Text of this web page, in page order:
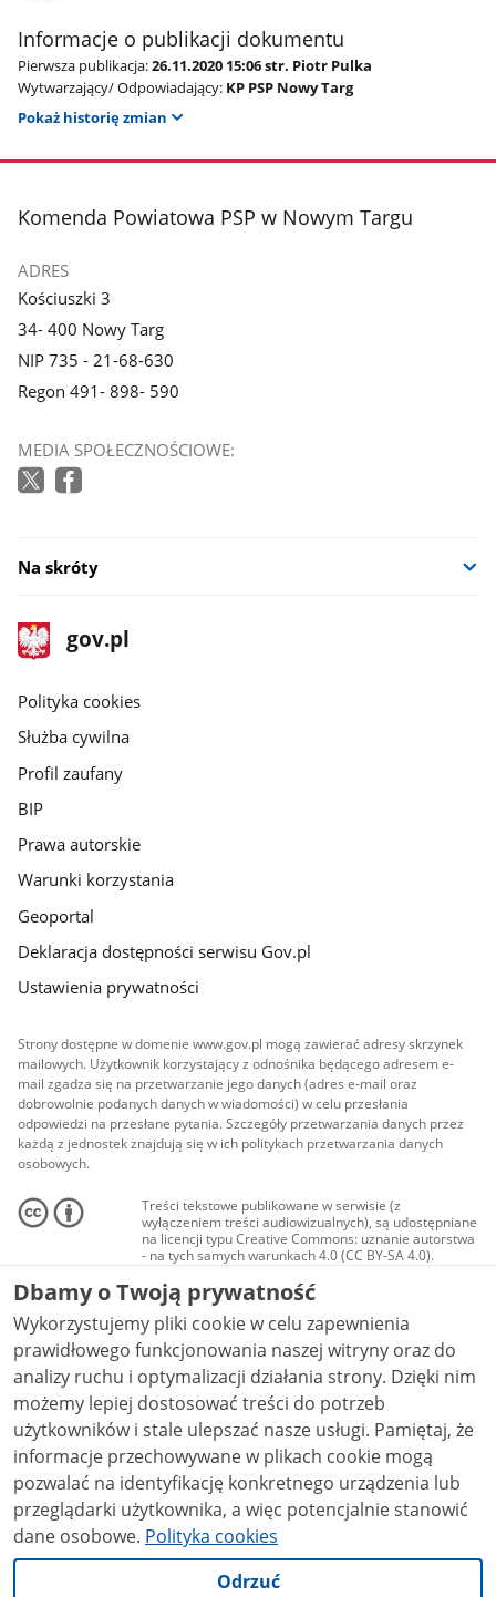
Informacje o publikacji dokumentu
Pierwsza publikacja:26.11.2020 15:06 str. Piotr Pulka
Wytwarzający/ Odpowiadający: KP PSP Nowy Targ
Pokaż historię zmian
stopka
Komenda Powiatowa PSP w Nowym Targu
ADRES
Kościuszki 3
34- 400 Nowy Targ
NIP 735 - 21-68-630
Regon 491- 898- 590
MEDIA SPOŁECZNOŚCIOWE:
Na skróty
stopka
gov.pl
Strona
gov.pl
gov.pl
Polityka cookies
Służba cywilna
Profil zaufany
BIP
Prawa autorskie
Warunki korzystania
Geoportal
Deklaracja dostępności serwisu Gov.pl
Ustawienia prywatności
Strony dostępne w domenie www.gov.pl mogą zawierać adresy skrzynek
mailowych. Użytkownik korzystający z odnośnika będącego adresem e-
mail zgadza się na przetwarzanie jego danych (adres e-mail oraz
dobrowolnie podanych danych w wiadomości) w celu przesłania
odpowiedzi na przesłane pytania. Szczegóły przetwarzania danych przez
każdą z jednostek znajdują się w ich politykach przetwarzania danych
osobowych.
Treści tekstowe publikowane w serwisie (z
wyłączeniem treści audiowizualnych), są udostępniane
na licencji typu Creative Commons: uznanie autorstwa
- na tych samych warunkach 4.0 (CC BY-SA 4.0).
Materiały audiowizualne, w tym zdjęcia, materiały
audio i wideo, są udostępniane na licencji typu
Creative Commons: uznanie autorstwa użycie
niekomercyjne - bez utworów zależnych 4.0 (CC BY-
NC-ND 4.0), o ile nie jest to stwierdzone inaczej.
Dbamy o Twoją prywatność
Wykorzystujemy pliki cookie w celu zapewnienia
prawidłowego funkcjonowania naszej witryny oraz do
analizy ruchu i optymalizacji działania strony. Dzięki nim
możemy lepiej dostosować treści do potrzeb
użytkowników i stale ulepszać nasze usługi. Pamiętaj, że
informacje przechowywane w plikach cookie mogą
pozwalać na identyfikację konkretnego urządzenia lub
przeglądarki użytkownika, a więc potencjalnie stanowić
dane osobowe. Polityka cookies
Odrzuć